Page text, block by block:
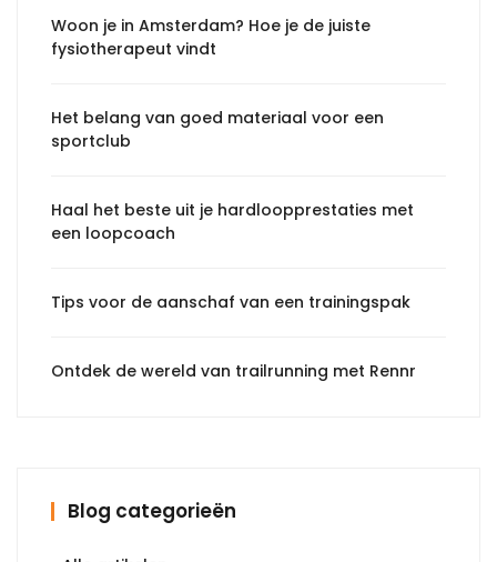
Woon je in Amsterdam? Hoe je de juiste
fysiotherapeut vindt
Het belang van goed materiaal voor een
sportclub
Haal het beste uit je hardloopprestaties met
een loopcoach
Tips voor de aanschaf van een trainingspak
Ontdek de wereld van trailrunning met Rennr
Blog categorieën